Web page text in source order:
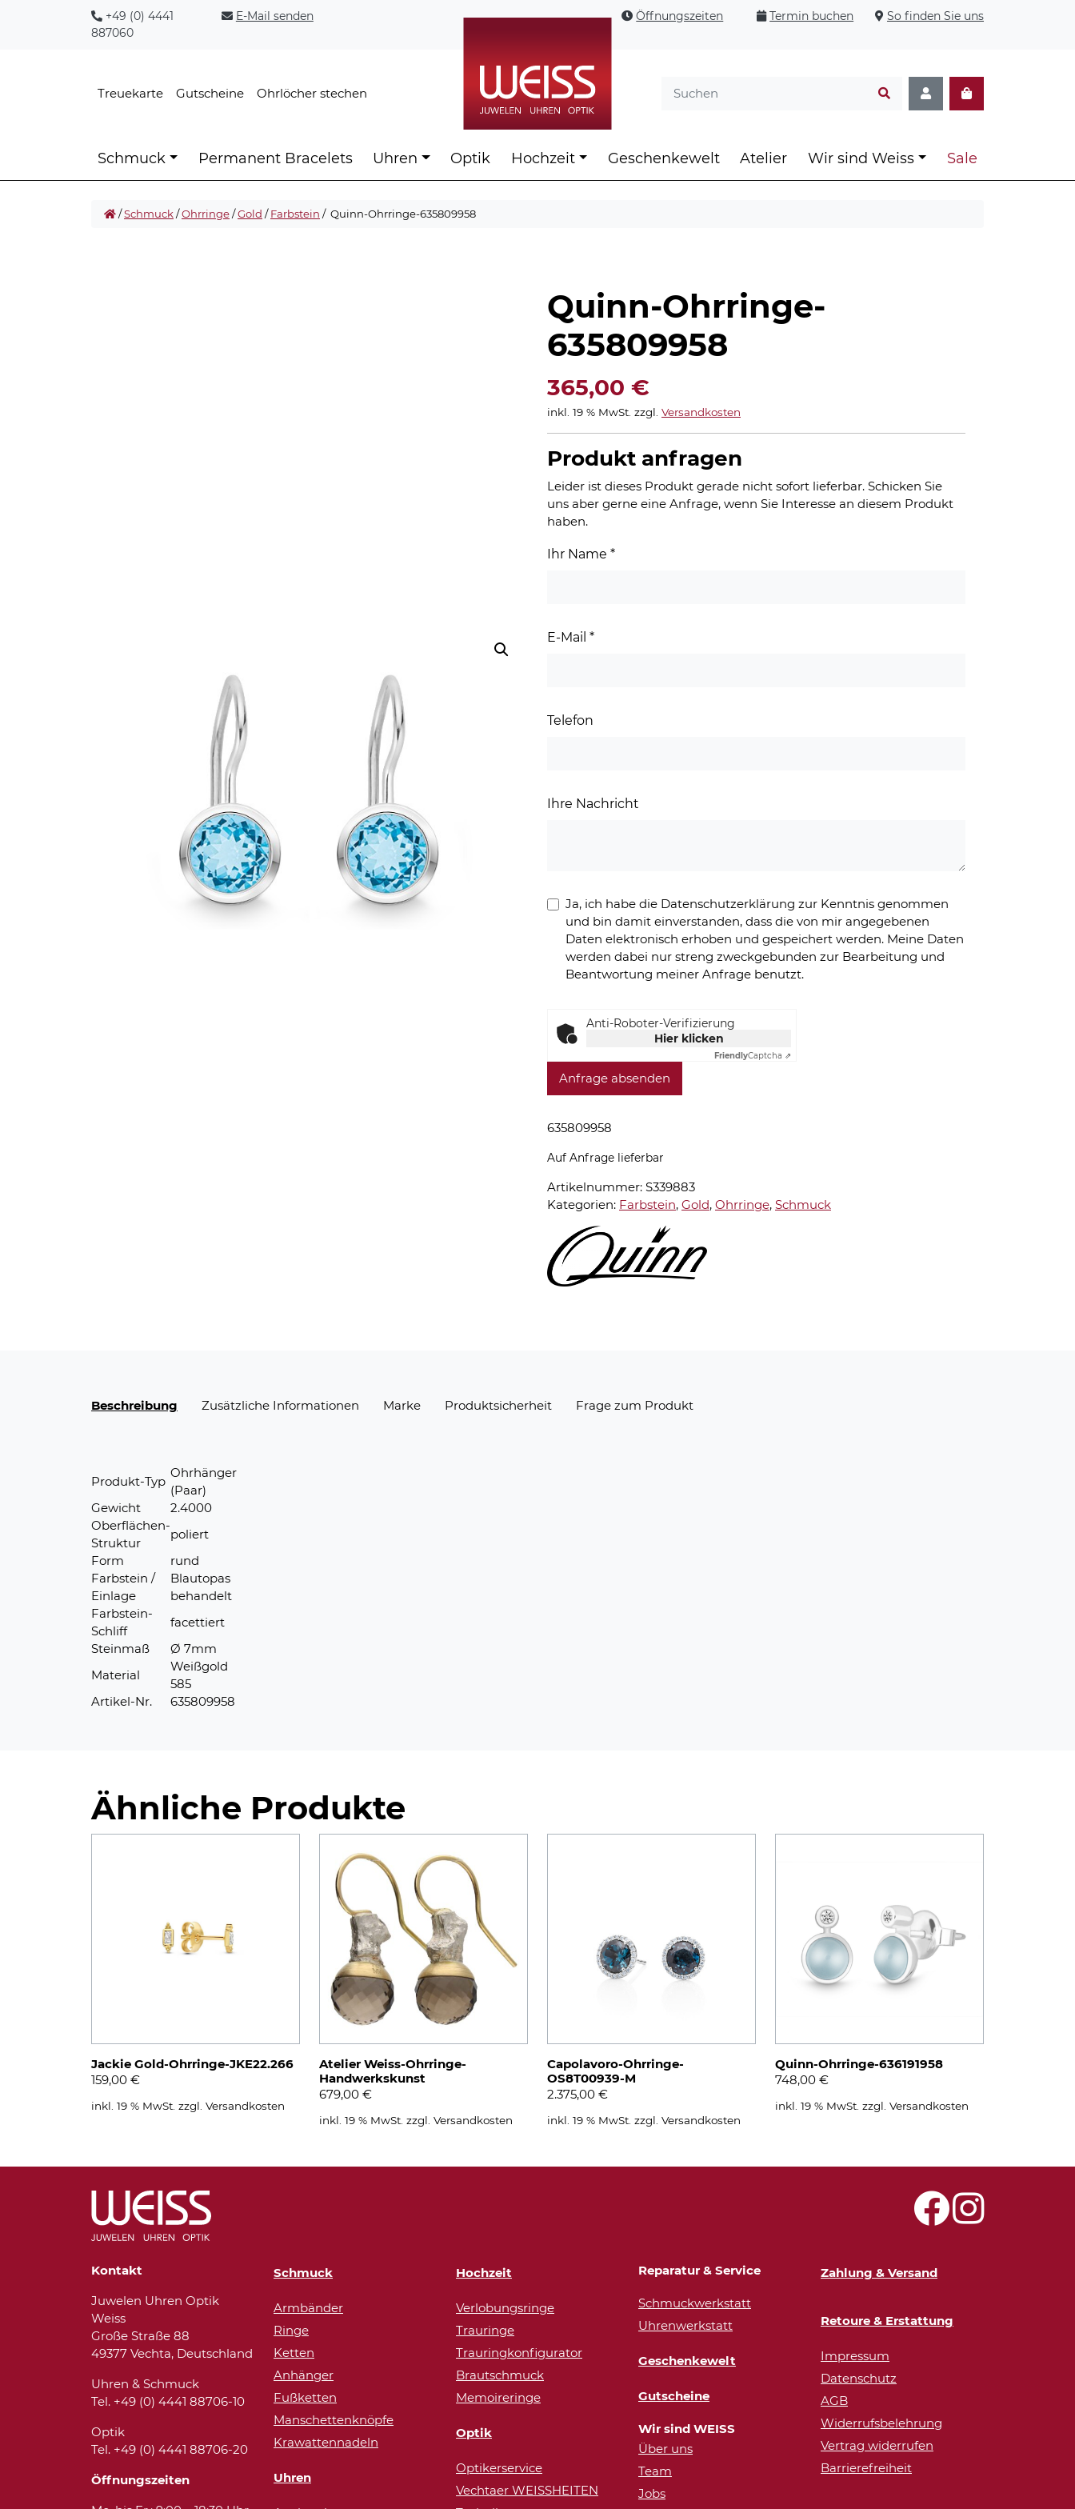
+49 (0) 4441
887060
E-Mail senden Öffnungszeiten Termin buchen So finden Sie uns
Treuekarte Gutscheine Ohrlöcher stechen
Schmuck Permanent Bracelets Uhren Optik Hochzeit Geschenkewelt Atelier Wir sind Weiss Sale
/Schmuck/Ohrringe/Gold /Farbstein / Quinn-Ohrringe-635809958
Quinn-Ohrringe-
635809958
365,00 €
inkl. 19 % MwSt. zzgl. Versandkosten
Produkt anfragen
Leider ist dieses Produkt gerade nicht sofort lieferbar. Schicken Sie
uns aber gerne eine Anfrage, wenn Sie Interesse an diesem Produkt
haben.
Ihr Name *
E-Mail *
Telefon
Ihre Nachricht
Ja, ich habe die Datenschutzerklärung zur Kenntnis genommen
und bin damit einverstanden, dass die von mir angegebenen
Daten elektronisch erhoben und gespeichert werden. Meine Daten
werden dabei nur streng zweckgebunden zur Bearbeitung und
Beantwortung meiner Anfrage benutzt.
Anti-Roboter-Verifizierung
Hier klicken
FriendlyCaptcha ⇗
Anfrage absenden
635809958
Auf Anfrage lieferbar
Artikelnummer: S339883
Kategorien: Farbstein, Gold, Ohrringe, Schmuck
Beschreibung Zusätzliche Informationen Marke Produktsicherheit Frage zum Produkt
Produkt-Typ
Ohrhänger
(Paar)
Gewicht
2.4000
Oberflächen-
Struktur
poliert
Form
rund
Farbstein /
Einlage
Blautopas
behandelt
Farbstein-
Schliff
facettiert
Steinmaß
Ø 7mm
Material
Weißgold
585
Artikel-Nr.
635809958
Ähnliche Produkte
Jackie Gold-Ohrringe-JKE22.266
159,00 €
inkl. 19 % MwSt. zzgl. Versandkosten
Atelier Weiss-Ohrringe-
Handwerkskunst
679,00 €
inkl. 19 % MwSt. zzgl. Versandkosten
Capolavoro-Ohrringe-
OS8T00939-M
2.375,00 €
inkl. 19 % MwSt. zzgl. Versandkosten
Quinn-Ohrringe-636191958
748,00 €
inkl. 19 % MwSt. zzgl. Versandkosten
Kontakt
Juwelen Uhren Optik
Weiss
Große Straße 88
49377 Vechta, Deutschland
Uhren & Schmuck
Tel. +49 (0) 4441 88706-10
Optik
Tel. +49 (0) 4441 88706-20
Öffnungszeiten
Schmuck
Armbänder
Ringe
Ketten
Anhänger
Fußketten
Manschettenknöpfe
Krawattennadeln
Uhren
Hochzeit
Verlobungsringe
Trauringe
Trauringkonfigurator
Brautschmuck
Memoireringe
Optik
Optikerservice
Vechtaer WEISSHEITEN
Reparatur & Service
Schmuckwerkstatt
Uhrenwerkstatt
Geschenkewelt
Gutscheine
Wir sind WEISS
Über uns
Team
Jobs
Zahlung & Versand
Retoure & Erstattung
Impressum
Datenschutz
AGB
Widerrufsbelehrung
Vertrag widerrufen
Barrierefreiheit